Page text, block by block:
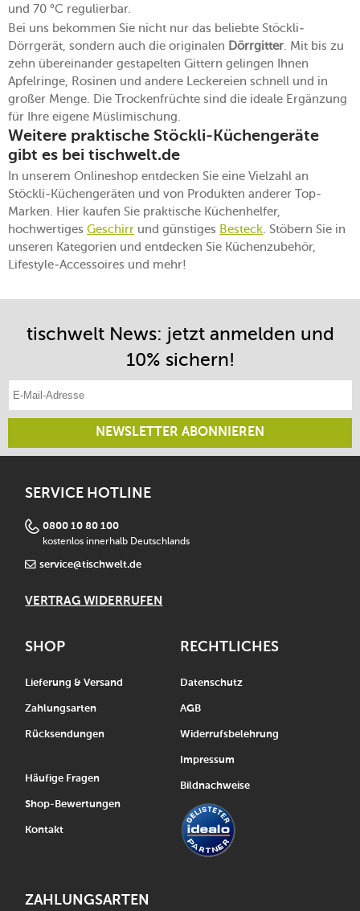
und 70 °C regulierbar.
Bei uns bekommen Sie nicht nur das beliebte Stöckli-
Dörrgerät, sondern auch die originalen Dörrgitter. Mit bis zu
zehn übereinander gestapelten Gittern gelingen Ihnen
Apfelringe, Rosinen und andere Leckereien schnell und in
großer Menge. Die Trockenfrüchte sind die ideale Ergänzung
für Ihre eigene Müslimischung.
Weitere praktische Stöckli-Küchengeräte
gibt es bei tischwelt.de
In unserem Onlineshop entdecken Sie eine Vielzahl an
Stöckli-Küchengeräten und von Produkten anderer Top-
Marken. Hier kaufen Sie praktische Küchenhelfer,
hochwertiges Geschirr und günstiges Besteck. Stöbern Sie in
unseren Kategorien und entdecken Sie Küchenzubehör,
Lifestyle-Accessoires und mehr!
tischwelt News: jetzt anmelden und
10% sichern!
E-Mail-Adresse eintragen
NEWSLETTER ABONNIEREN
SERVICE HOTLINE
0800 10 80 100
kostenlos innerhalb Deutschlands
service@tischwelt.de
VERTRAG WIDERRUFEN
SHOP
Lieferung & Versand
Zahlungsarten
Rücksendungen
Häufige Fragen
Shop-Bewertungen
Kontakt
RECHTLICHES
Datenschutz
AGB
Widerrufsbelehrung
Impressum
Bildnachweise
ZAHLUNGSARTEN